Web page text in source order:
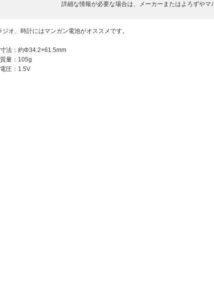
詳細な情報が必要な場合は、メーカーまたはよろずやマ
ジオ、時計にはマンガン電池がオススメです。
法：約Φ34.2×61.5mm
量：105g
圧：1.5V